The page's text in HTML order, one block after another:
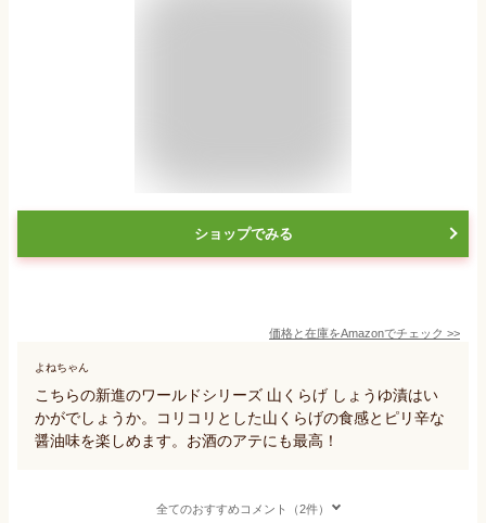
ショップでみる
価格と在庫をAmazonでチェック >>
よねちゃん
こちらの新進のワールドシリーズ 山くらげ しょうゆ漬はい
かがでしょうか。コリコリとした山くらげの食感とピリ辛な
醤油味を楽しめます。お酒のアテにも最高！
全てのおすすめコメント（2件）